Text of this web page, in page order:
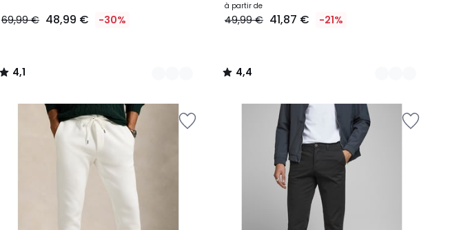
69,99 € 48,99 € -30%
4,1
/
à partir de
49,99 € 41,87 € -21%
4,4
/